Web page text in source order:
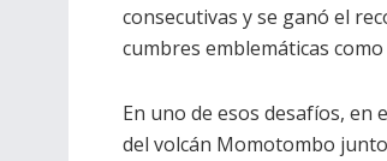
consecutivas y se ganó el
cumbres emblemáticas
En uno de esos desafíos, en
del volcán Momotombo